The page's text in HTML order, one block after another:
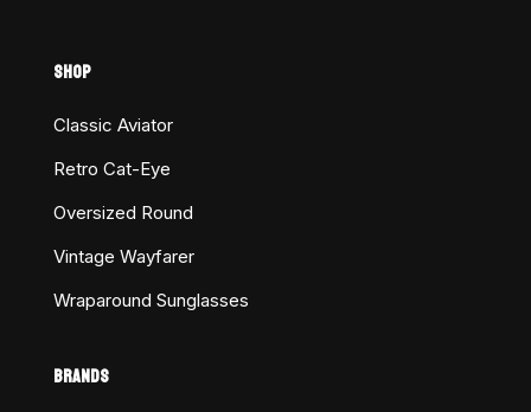
SHOP
Classic Aviator
Retro Cat-Eye
Oversized Round
Vintage Wayfarer
Wraparound Sunglasses
BRANDS